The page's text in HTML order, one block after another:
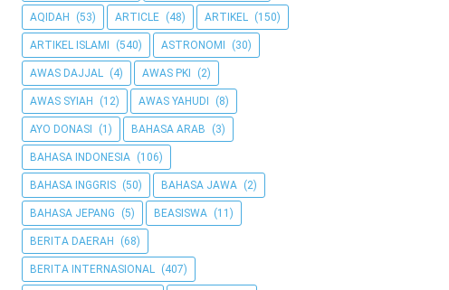
AQIDAH (53) ARTICLE (48) ARTIKEL (150)
ARTIKEL ISLAMI (540) ASTRONOMI (30)
AWAS DAJJAL (4) AWAS PKI (2)
AWAS SYIAH (12) AWAS YAHUDI (8)
AYO DONASI (1) BAHASA ARAB (3)
BAHASA INDONESIA (106)
BAHASA INGGRIS (50) BAHASA JAWA (2)
BAHASA JEPANG (5) BEASISWA (11)
BERITA DAERAH (68)
BERITA INTERNASIONAL (407)